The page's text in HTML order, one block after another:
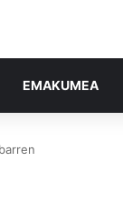
EMAKUMEA